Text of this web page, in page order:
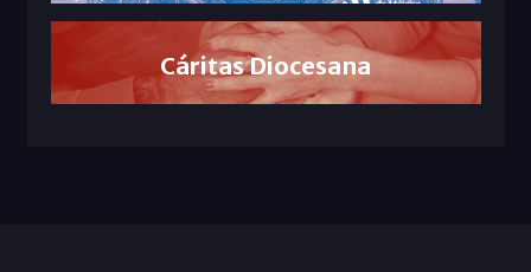
Cáritas Diocesana